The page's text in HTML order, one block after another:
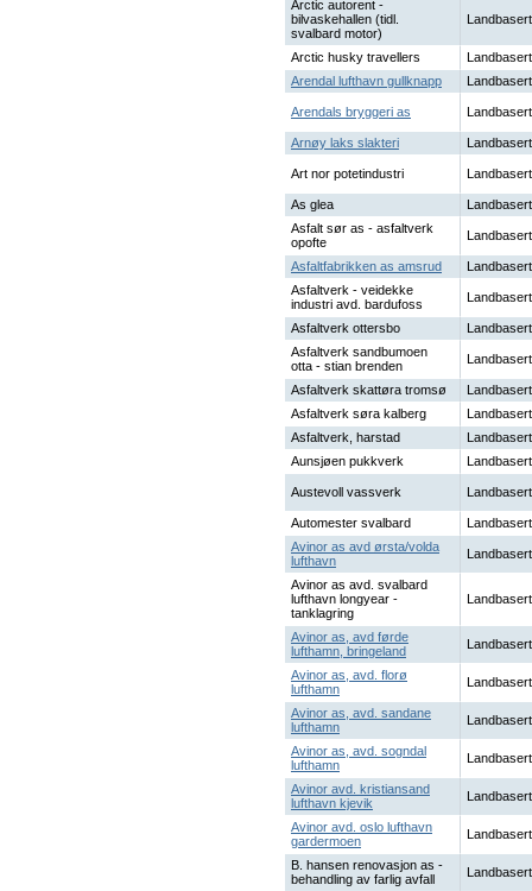
Arctic autorent -
bilvaskehallen (tidl.
svalbard motor)
Landbasert
Arctic husky travellers
Landbasert
Arendal lufthavn gullknapp
Landbasert
Arendals bryggeri as Landbasert
Arnøy laks slakteri Landbasert
Art nor potetindustri Landbasert
As glea
Landbasert
Asfalt sør as - asfaltverk
opofte
Landbasert
Asfaltfabrikken as amsrud
Landbasert
Asfaltverk - veidekke
industri avd. bardufoss
Landbasert
Asfaltverk ottersbo
Landbasert
Asfaltverk sandbumoen
otta - stian brenden
Landbasert
Asfaltverk skattøra tromsø
Landbasert
Asfaltverk søra kalberg
Landbasert
Asfaltverk, harstad
Landbasert
Aunsjøen pukkverk
Landbasert
Austevoll vassverk Landbasert
Automester svalbard
Landbasert
Avinor as avd ørsta/volda
lufthavn
Landbasert
Avinor as avd. svalbard
lufthavn longyear -
tanklagring
Landbasert
Avinor as, avd førde
lufthamn, bringeland
Landbasert
Avinor as, avd. florø
lufthamn
Landbasert
Avinor as, avd. sandane
lufthamn
Landbasert
Avinor as, avd. sogndal
lufthamn
Landbasert
Avinor avd. kristiansand
lufthavn kjevik
Landbasert
Avinor avd. oslo lufthavn
gardermoen
Landbasert
B. hansen renovasjon as -
behandling av farlig avfall
Landbasert